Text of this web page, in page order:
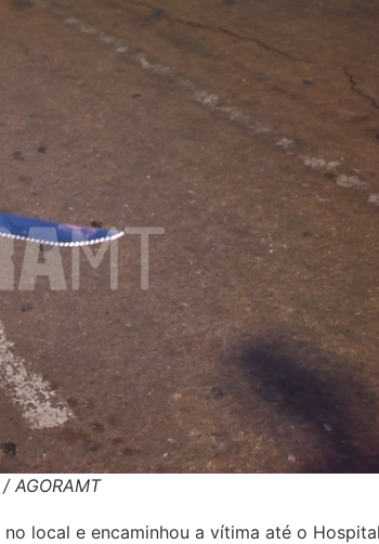
AGORAMT
local e encaminhou a vítima até o